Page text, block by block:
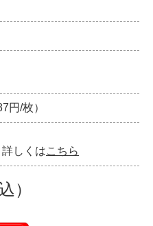
円/枚）
しくはこちら
）